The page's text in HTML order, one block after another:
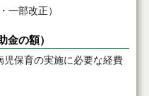
一部改正）
金の額）
保育の実施に必要な経費